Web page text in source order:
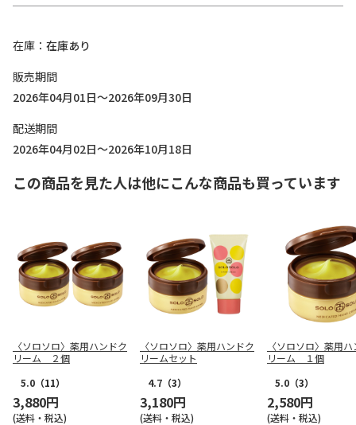
在庫
在庫あり
販売期間
2026年04月01日～2026年09月30日
配送期間
2026年04月02日～2026年10月18日
この商品を見た人は他にこんな商品も買っています
〈ソロソロ〉薬用ハンドク
リーム ２個
5.0 （11）
3,880円
(送料・税込)
〈ソロソロ〉薬用ハンドク
リームセット
4.7 （3）
3,180円
(送料・税込)
〈ソロソロ〉薬用
リーム １個
5.0 （3）
2,580円
(送料・税込)